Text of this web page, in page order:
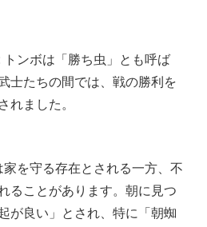
トンボは「勝ち虫」とも呼ば
士たちの間では、戦の勝利を
れました。
家を守る存在とされる一方、不
ることがあります。朝に見つ
が良い」とされ、特に「朝蜘